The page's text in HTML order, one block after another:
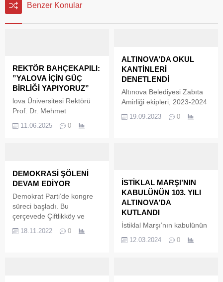
Benzer Konular
REKTÖR BAHÇEKAPILI:
”YALOVA İÇİN GÜÇ
BİRLİĞİ YAPIYORUZ”
lova Üniversitesi Rektörü
Prof. Dr. Mehmet
hastaların başka illere gitme
11.06.2025 0
ALTINOVA’DA OKUL
KANTİNLERİ
DENETLENDİ
Altınova Belediyesi Zabıta
Amirliği ekipleri, 2023-2024
açılmasının ardından okul
Belediyesi Zabıta Amirliği
ekipleri, ilçe genelindeki
okul kantinleri ve
yemekhanelerinde denetim
yaptı. Bakanlık Genelgesi
Öğrencilerin daha sağlıklı
koşullarda beslenmesi için
19.09.2023 0
DEMOKRASİ ŞÖLENİ
DEVAM EDİYOR
Demokrat Parti’de kongre
süreci başladı. Bu
çerçevede Çiftlikköy ve
Kongreleri tamamlandı. DP
18.11.2022 0
İSTİKLAL MARŞI’NIN
KABULÜNÜN 103. YILI
ALTINOVA’DA
KUTLANDI
İstiklal Marşı’nın kabulünün
Vakıfbank İlkokulu’nda
12.03.2024 0